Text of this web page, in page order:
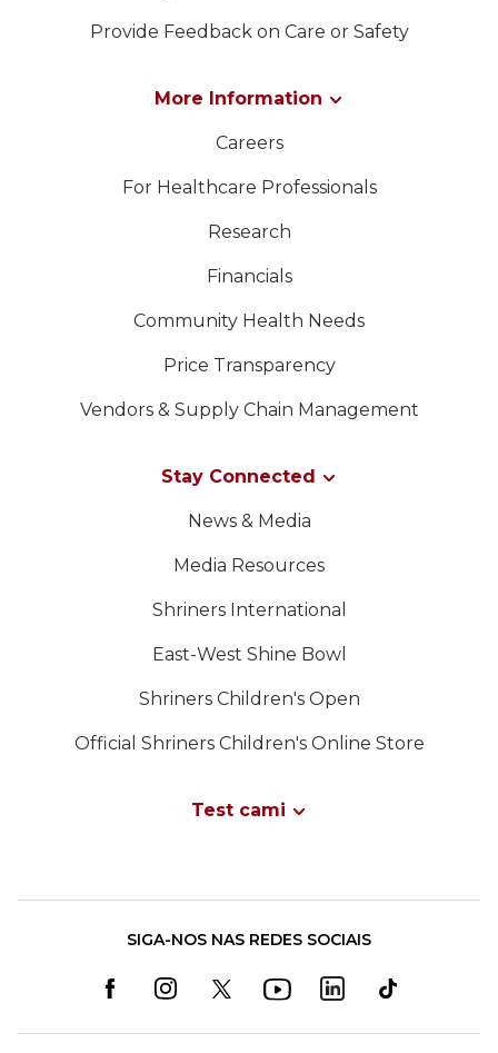
Provide Feedback on Care or Safety
More Information
Careers
For Healthcare Professionals
Research
Financials
Community Health Needs
Price Transparency
Vendors & Supply Chain Management
Stay Connected
News & Media
Media Resources
Shriners International
East-West Shine Bowl
Shriners Children's Open
Official Shriners Children's Online Store
Test cami
SIGA-NOS NAS REDES SOCIAIS